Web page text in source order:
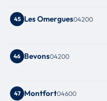
45 Les Omergues04200
46 Bevons04200
47 Montfort04600